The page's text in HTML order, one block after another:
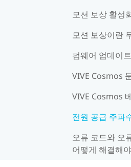
모션 보상 활성
모션 보상이란
펌웨어 업데이트
VIVE Cosmos
VIVE Cosmos
전원 공급 주파
오류 코드와 오
어떻게 해결해